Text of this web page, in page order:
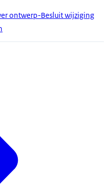
ontwerp-Besluit wijziging